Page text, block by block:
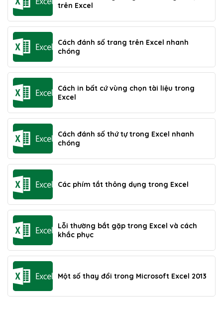
trên Excel
Cách đánh số trang trên Excel nhanh
chóng
Cách in bất cứ vùng chọn tài liệu trong
Excel
Cách đánh số thứ tự trong Excel nhanh
chóng
Các phím tắt thông dụng trong Excel
Lỗi thường bắt gặp trong Excel và cách
khắc phục
Một số thay đổi trong Microsoft Excel 2013